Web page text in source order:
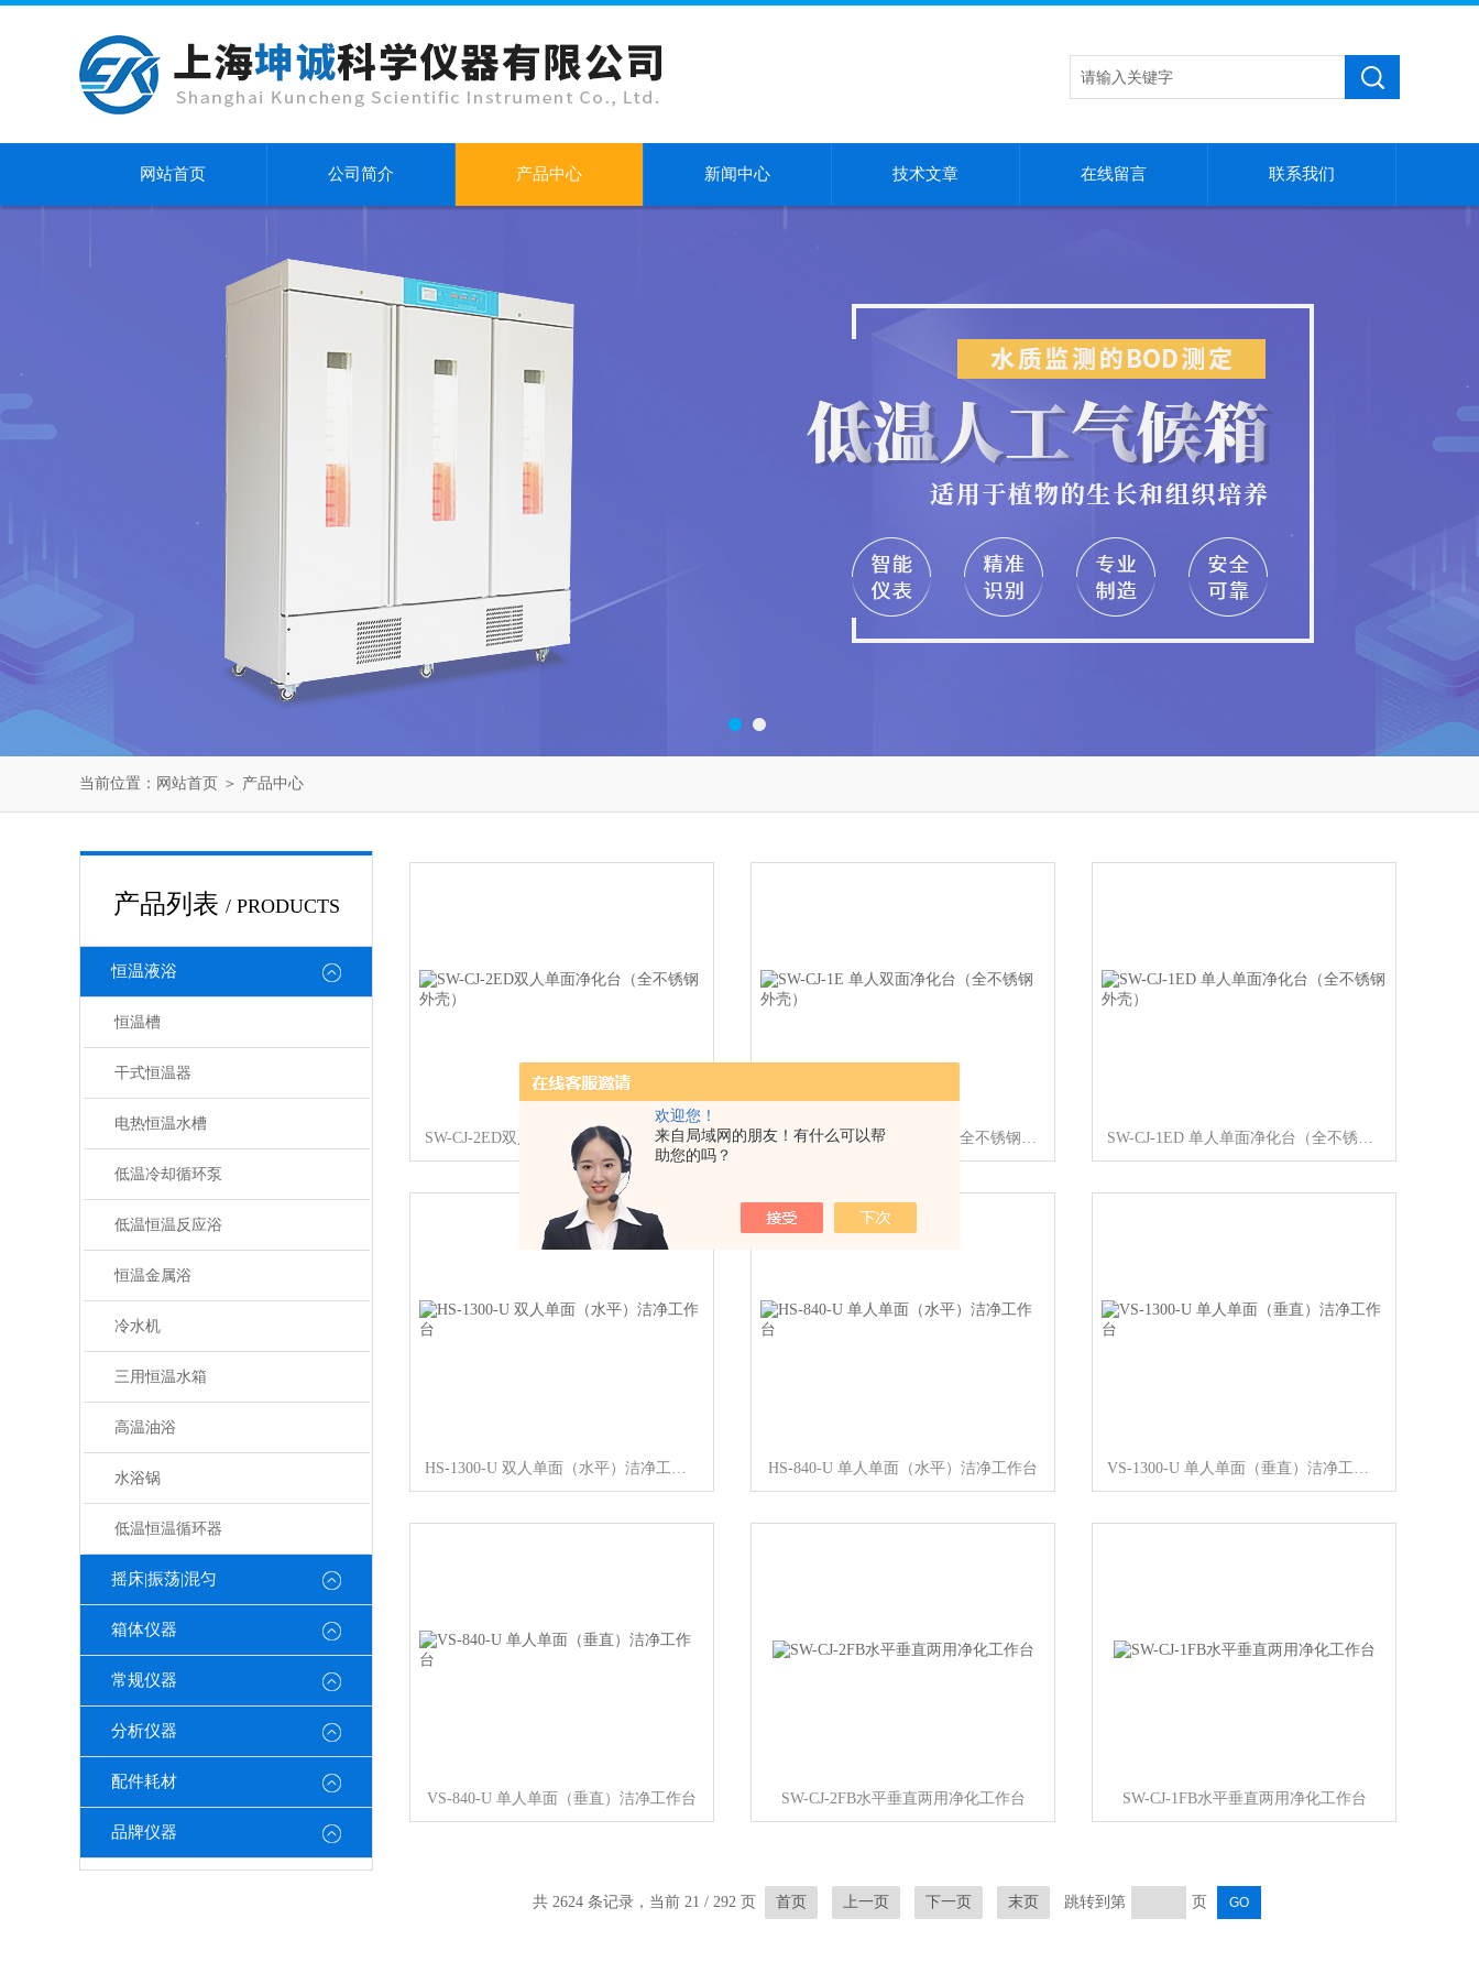
欢迎您！
来自局域网的朋友！有什么可以帮
助您的吗？
网站首页 公司简介 产品中心 新闻中心 技术文章 在线留言 联系我们
当前位置： 网站首页 ＞ 产品中心
产品列表 / PRODUCTS
恒温液浴
恒温槽
干式恒温器
电热恒温水槽
低温冷却循环泵
低温恒温反应浴
恒温金属浴
冷水机
三用恒温水箱
高温油浴
水浴锅
低温恒温循环器
摇床|振荡|混匀
箱体仪器
常规仪器
分析仪器
配件耗材
品牌仪器
SW-CJ-2ED双人单面净化台（全不锈钢外壳） SW-CJ-1E 单人双面净化台（全不锈钢外壳） SW-CJ-1ED 单人单面净化台（全不锈钢外壳）
HS-1300-U 双人单面（水平）洁净工作台 HS-840-U 单人单面（水平）洁净工作台 VS-1300-U 单人单面（垂直）洁净工作台
VS-840-U 单人单面（垂直）洁净工作台 SW-CJ-2FB水平垂直两用净化工作台 SW-CJ-1FB水平垂直两用净化工作台
共 2624 条记录，当前 21 / 292 页 首页 上一页 下一页 末页 跳转到第 页